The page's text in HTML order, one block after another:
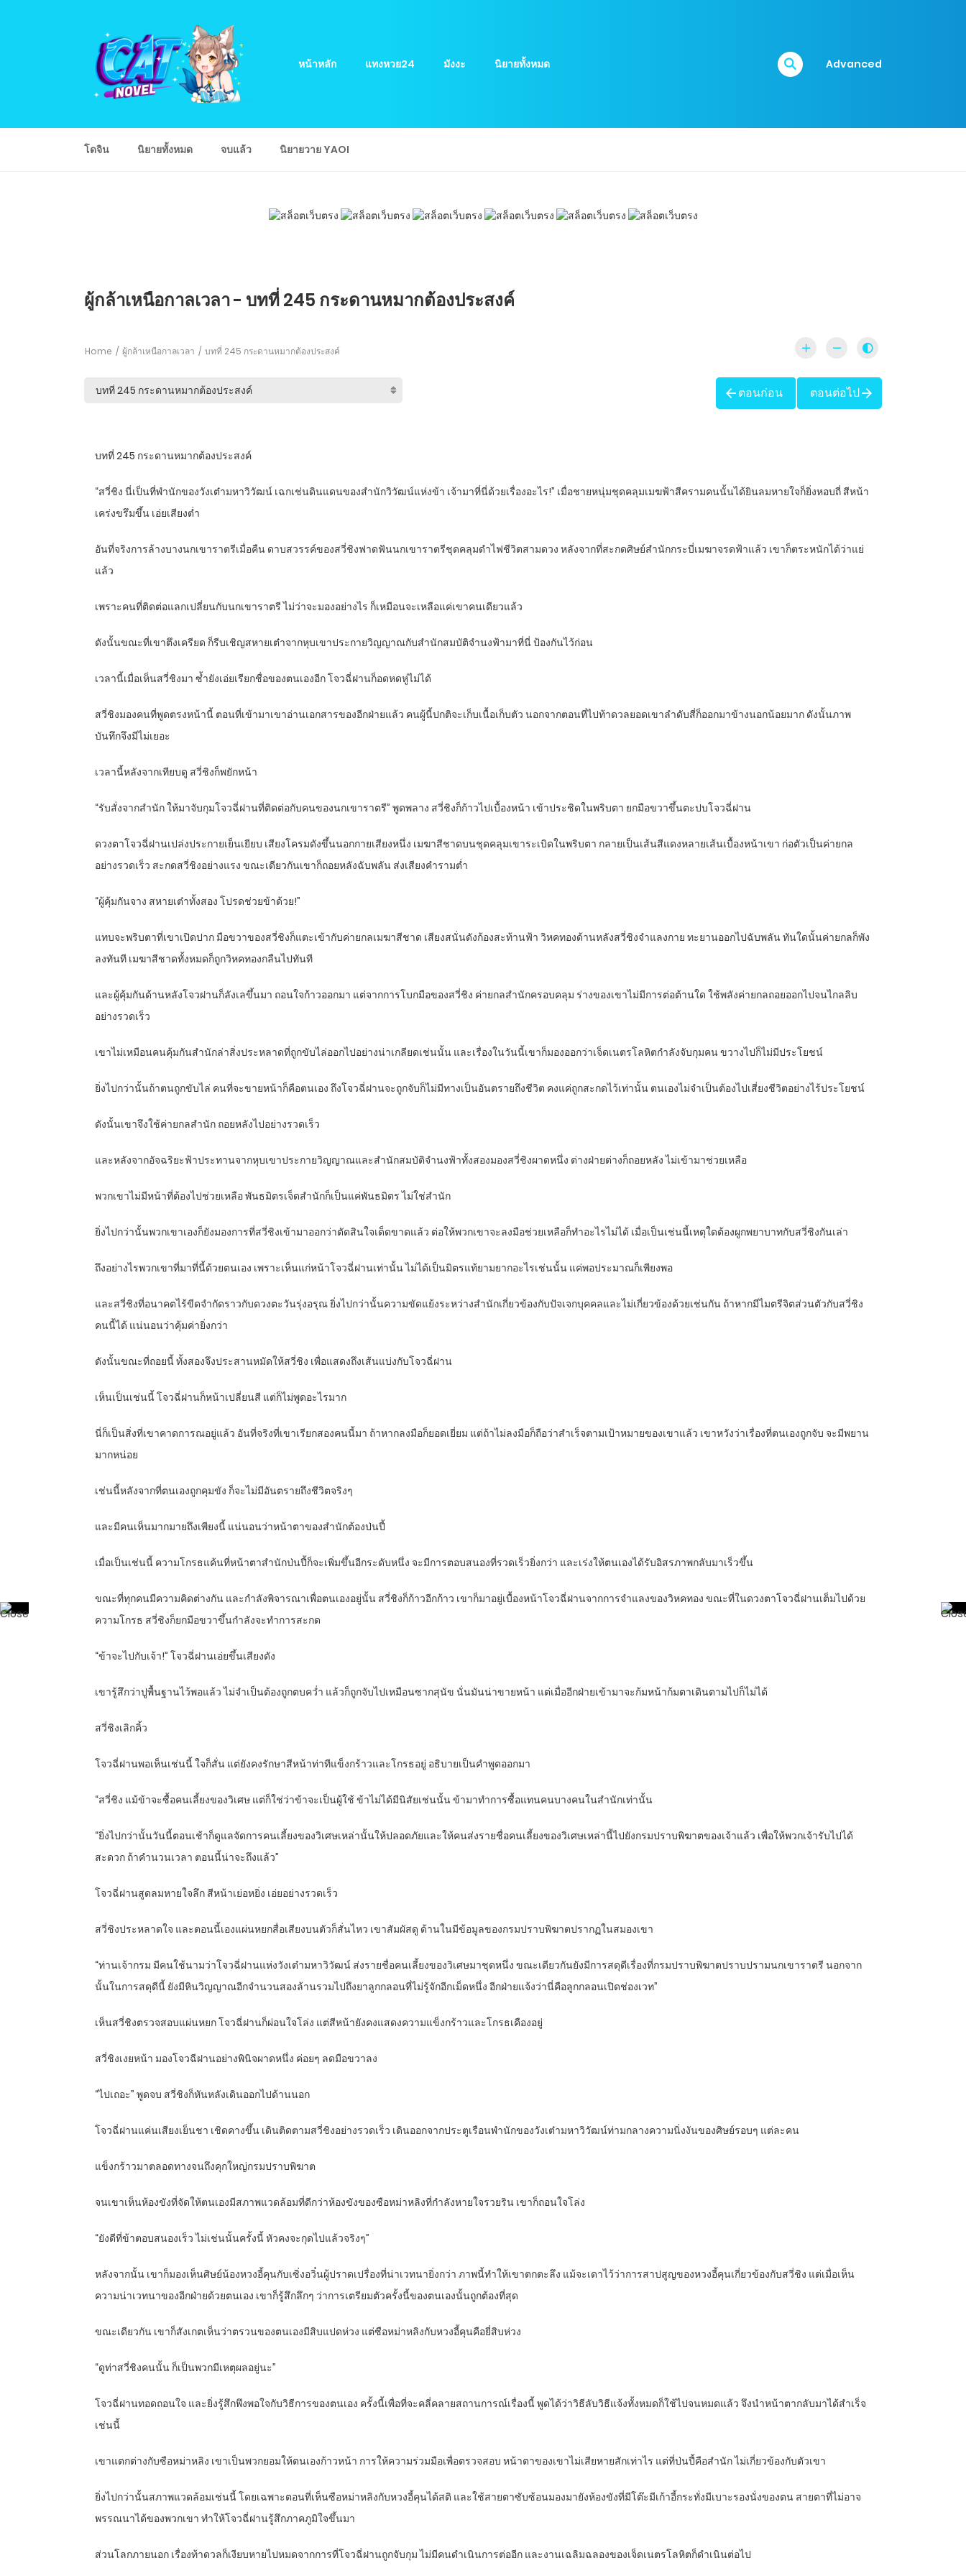
หน้าหลัก แทงหวย24 มังงะ นิยายทั้งหมด Advanced
โดจิน นิยายทั้งหมด จบแล้ว นิยายวาย YAOI
ผู้กล้าเหนือกาลเวลา - บทที่ 245 กระดานหมากต้องประสงค์
Home ผู้กล้าเหนือกาลเวลา บทที่ 245 กระดานหมากต้องประสงค์
ตอนก่อน ตอนต่อไป
บทที่ 245 กระดานหมากต้องประสงค์
“สวี่ชิง นี่เป็นที่พำนักของวังเต๋ามหาวิวัฒน์ เฉกเช่นดินแดนของสำนักวิวัฒน์แห่งข้า เจ้ามาที่นี่ด้วยเรื่องอะไร!” เมื่อชายหนุ่มชุดคลุมเมฆฟ้าสีครามคนนั้นได้ยินลมหายใจก็ยิ่งหอบถี่ สีหน้า
เคร่งขรึมขึ้น เอ่ยเสียงต่ำ
อันที่จริงการล้างบางนกเขาราตรีเมื่อคืน ดาบสวรรค์ของสวี่ชิงฟาดฟันนกเขาราตรีชุดคลุมดำไฟชีวิตสามดวง หลังจากที่สะกดศิษย์สำนักกระบี่เมฆาจรดฟ้าแล้ว เขาก็ตระหนักได้ว่าแย่
แล้ว
เพราะคนที่ติดต่อแลกเปลี่ยนกับนกเขาราตรี ไม่ว่าจะมองอย่างไร ก็เหมือนจะเหลือแค่เขาคนเดียวแล้ว
ดังนั้นขณะที่เขาตึงเครียด ก็รีบเชิญสหายเต๋าจากหุบเขาประกายวิญญาณกับสำนักสมบัติจำนงฟ้ามาที่นี่ ป้องกันไว้ก่อน
เวลานี้เมื่อเห็นสวี่ชิงมา ซ้ำยังเอ่ยเรียกชื่อของตนเองอีก โจวฉี่ฝานก็อดหดหู่ไม่ได้
สวี่ชิงมองคนที่พูดตรงหน้านี้ ตอนที่เข้ามาเขาอ่านเอกสารของอีกฝ่ายแล้ว คนผู้นี้ปกติจะเก็บเนื้อเก็บตัว นอกจากตอนที่ไปท้าดวลยอดเขาลำดับสี่ก็ออกมาข้างนอกน้อยมาก ดังนั้นภาพ
บันทึกจึงมีไม่เยอะ
เวลานี้หลังจากเทียบดู สวี่ชิงก็พยักหน้า
“รับสั่งจากสำนัก ให้มาจับกุมโจวฉี่ฝานที่ติดต่อกับคนของนกเขาราตรี” พูดพลาง สวี่ชิงก็ก้าวไปเบื้องหน้า เข้าประชิดในพริบตา ยกมือขวาขึ้นตะปบโจวฉี่ฝาน
ดวงตาโจวฉี่ฝานเปล่งประกายเย็นเยียบ เสียงโครมดังขึ้นนอกกายเสียงหนึ่ง เมฆาสีชาดบนชุดคลุมเขาระเบิดในพริบตา กลายเป็นเส้นสีแดงหลายเส้นเบื้องหน้าเขา ก่อตัวเป็นค่ายกล
อย่างรวดเร็ว สะกดสวี่ชิงอย่างแรง ขณะเดียวกันเขาก็ถอยหลังฉับพลัน ส่งเสียงคำรามต่ำ
“ผู้คุ้มกันจาง สหายเต๋าทั้งสอง โปรดช่วยข้าด้วย!”
แทบจะพริบตาที่เขาเปิดปาก มือขวาของสวี่ชิงก็แตะเข้ากับค่ายกลเมฆาสีชาด เสียงสนั่นดังก้องสะท้านฟ้า วิหคทองด้านหลังสวี่ชิงจำแลงกาย ทะยานออกไปฉับพลัน ทันใดนั้นค่ายกลก็พัง
ลงทันที เมฆาสีชาดทั้งหมดก็ถูกวิหคทองกลืนไปทันที
และผู้คุ้มกันด้านหลังโจวฝานก็ลังเลขึ้นมา ถอนใจก้าวออกมา แต่จากการโบกมือของสวี่ชิง ค่ายกลสำนักครอบคลุม ร่างของเขาไม่มีการต่อต้านใด ใช้พลังค่ายกลถอยออกไปจนไกลลิบ
อย่างรวดเร็ว
เขาไม่เหมือนคนคุ้มกันสำนักล่าสิ่งประหลาดที่ถูกขับไล่ออกไปอย่างน่าเกลียดเช่นนั้น และเรื่องในวันนี้เขาก็มองออกว่าเจ็ดเนตรโลหิตกำลังจับกุมคน ขวางไปก็ไม่มีประโยชน์
ยิ่งไปกว่านั้นถ้าตนถูกขับไล่ คนที่จะขายหน้าก็คือตนเอง ถึงโจวฉี่ฝานจะถูกจับก็ไม่มีทางเป็นอันตรายถึงชีวิต คงแค่ถูกสะกดไว้เท่านั้น ตนเองไม่จำเป็นต้องไปเสี่ยงชีวิตอย่างไร้ประโยชน์
ดังนั้นเขาจึงใช้ค่ายกลสำนัก ถอยหลังไปอย่างรวดเร็ว
และหลังจากอัจฉริยะฟ้าประทานจากหุบเขาประกายวิญญาณและสำนักสมบัติจำนงฟ้าทั้งสองมองสวี่ชิงผาดหนึ่ง ต่างฝ่ายต่างก็ถอยหลัง ไม่เข้ามาช่วยเหลือ
พวกเขาไม่มีหน้าที่ต้องไปช่วยเหลือ พันธมิตรเจ็ดสำนักก็เป็นแค่พันธมิตร ไม่ใช่สำนัก
ยิ่งไปกว่านั้นพวกเขาเองก็ยังมองการที่สวี่ชิงเข้ามาออกว่าตัดสินใจเด็ดขาดแล้ว ต่อให้พวกเขาจะลงมือช่วยเหลือก็ทำอะไรไม่ได้ เมื่อเป็นเช่นนี้เหตุใดต้องผูกพยาบาทกับสวี่ชิงกันเล่า
ถึงอย่างไรพวกเขาที่มาที่นี้ด้วยตนเอง เพราะเห็นแก่หน้าโจวฉี่ฝานเท่านั้น ไม่ได้เป็นมิตรแท้ยามยากอะไรเช่นนั้น แค่พอประมาณก็เพียงพอ
และสวี่ชิงที่อนาคตไร้ขีดจำกัดราวกับดวงตะวันรุ่งอรุณ ยิ่งไปกว่านั้นความขัดแย้งระหว่างสำนักเกี่ยวข้องกับปัจเจกบุคคลและไม่เกี่ยวข้องด้วยเช่นกัน ถ้าหากมีไมตรีจิตส่วนตัวกับสวี่ชิง
คนนี้ได้ แน่นอนว่าคุ้มค่ายิ่งกว่า
ดังนั้นขณะที่ถอยนี้ ทั้งสองจึงประสานหมัดให้สวี่ชิง เพื่อแสดงถึงเส้นแบ่งกับโจวฉี่ฝาน
เห็นเป็นเช่นนี้ โจวฉี่ฝานก็หน้าเปลี่ยนสี แต่ก็ไม่พูดอะไรมาก
นี่ก็เป็นสิ่งที่เขาคาดการณอยู่แล้ว อันที่จริงที่เขาเรียกสองคนนี้มา ถ้าหากลงมือก็ยอดเยี่ยม แต่ถ้าไม่ลงมือก็ถือว่าสำเร็จตามเป้าหมายของเขาแล้ว เขาหวังว่าเรื่องที่ตนเองถูกจับ จะมีพยาน
มากหน่อย
เช่นนี้หลังจากที่ตนเองถูกคุมขัง ก็จะไม่มีอันตรายถึงชีวิตจริงๆ
และมีคนเห็นมากมายถึงเพียงนี้ แน่นอนว่าหน้าตาของสำนักต้องป่นปี้
เมื่อเป็นเช่นนี้ ความโกรธแค้นที่หน้าตาสำนักป่นปี้ก็จะเพิ่มขึ้นอีกระดับหนึ่ง จะมีการตอบสนองที่รวดเร็วยิ่งกว่า และเร่งให้ตนเองได้รับอิสรภาพกลับมาเร็วขึ้น
ขณะที่ทุกคนมีความคิดต่างกัน และกำลังพิจารณาเพื่อตนเองอยู่นั้น สวี่ชิงก็ก้าวอีกก้าว เขาก็มาอยู่เบื้องหน้าโจวฉี่ฝานจากการจำแลงของวิหคทอง ขณะที่ในดวงตาโจวฉี่ฝานเต็มไปด้วย
ความโกรธ สวี่ชิงก็ยกมือขวาขึ้นกำลังจะทำการสะกด
“ข้าจะไปกับเจ้า!” โจวฉี่ฝานเอ่ยขึ้นเสียงดัง
เขารู้สึกว่าปูพื้นฐานไว้พอแล้ว ไม่จำเป็นต้องถูกตบคว่ำ แล้วก็ถูกจับไปเหมือนซากสุนัข นั่นมันน่าขายหน้า แต่เมื่ออีกฝ่ายเข้ามาจะก้มหน้าก้มตาเดินตามไปก็ไม่ได้
สวี่ชิงเลิกคิ้ว
โจวฉี่ฝานพอเห็นเช่นนี้ ใจก็สั่น แต่ยังคงรักษาสีหน้าท่าทีแข็งกร้าวและโกรธอยู่ อธิบายเป็นคำพูดออกมา
“สวี่ชิง แม้ข้าจะซื้อคนเลี้ยงของวิเศษ แต่ก็ใช่ว่าข้าจะเป็นผู้ใช้ ข้าไม่ได้มีนิสัยเช่นนั้น ข้ามาทำการซื้อแทนคนบางคนในสำนักเท่านั้น
“ยิ่งไปกว่านั้นวันนี้ตอนเช้าก็ดูแลจัดการคนเลี้ยงของวิเศษเหล่านั้นให้ปลอดภัยและให้คนส่งรายชื่อคนเลี้ยงของวิเศษเหล่านี้ไปยังกรมปราบพิฆาตของเจ้าแล้ว เพื่อให้พวกเจ้ารับไปได้
สะดวก ถ้าคำนวนเวลา ตอนนี้น่าจะถึงแล้ว”
โจวฉี่ฝานสูดลมหายใจลึก สีหน้าเย่อหยิ่ง เอ่ยอย่างรวดเร็ว
สวี่ชิงประหลาดใจ และตอนนี้เองแผ่นหยกสื่อเสียงบนตัวก็สั่นไหว เขาสัมผัสดู ด้านในมีข้อมูลของกรมปราบพิฆาตปรากฏในสมองเขา
“ท่านเจ้ากรม มีคนใช้นามว่าโจวฉี่ฝานแห่งวังเต๋ามหาวิวัฒน์ ส่งรายชื่อคนเลี้ยงของวิเศษมาชุดหนึ่ง ขณะเดียวกันยังมีการสดุดีเรื่องที่กรมปราบพิฆาตปราบปรามนกเขาราตรี นอกจาก
นั้นในการสดุดีนี้ ยังมีหินวิญญาณอีกจำนวนสองล้านรวมไปถึงยาลูกกลอนที่ไม่รู้จักอีกเม็ดหนึ่ง อีกฝ่ายแจ้งว่านี่คือลูกกลอนเปิดช่องเวท”
เห็นสวี่ชิงตรวจสอบแผ่นหยก โจวฉี่ฝานก็ผ่อนใจโล่ง แต่สีหน้ายังคงแสดงความแข็งกร้าวและโกรธเคืองอยู่
สวี่ชิงเงยหน้า มองโจวฉีฝานอย่างพินิจผาดหนึ่ง ค่อยๆ ลดมือขวาลง
“ไปเถอะ” พูดจบ สวี่ชิงก็หันหลังเดินออกไปด้านนอก
โจวฉี่ฝานแค่นเสียงเย็นชา เชิดคางขึ้น เดินติดตามสวี่ชิงอย่างรวดเร็ว เดินออกจากประตูเรือนพำนักของวังเต๋ามหาวิวัฒน์ท่ามกลางความนิ่งงันของศิษย์รอบๆ แต่ละคน
แข็งกร้าวมาตลอดทางจนถึงคุกใหญ่กรมปราบพิฆาต
จนเขาเห็นห้องขังที่จัดให้ตนเองมีสภาพแวดล้อมที่ดีกว่าห้องขังของซือหม่าหลิงที่กำลังหายใจรวยริน เขาก็ถอนใจโล่ง
“ยังดีที่ข้าตอบสนองเร็ว ไม่เช่นนั้นครั้งนี้ หัวคงจะกุดไปแล้วจริงๆ”
หลังจากนั้น เขาก็มองเห็นศิษย์น้องหวงอี้คุนกับเซิ่งอวิ๋นผู้ปราดเปรื่องที่น่าเวทนายิ่งกว่า ภาพนี้ทำให้เขาตกตะลึง แม้จะเดาไว้ว่าการสาปสูญของหวงอี้คุนเกี่ยวข้องกับสวี่ชิง แต่เมื่อเห็น
ความน่าเวทนาของอีกฝ่ายด้วยตนเอง เขาก็รู้สึกลึกๆ ว่าการเตรียมตัวครั้งนี้ของตนเองนั้นถูกต้องที่สุด
ขณะเดียวกัน เขาก็สังเกตเห็นว่าตรวนของตนเองมีสิบแปดห่วง แต่ซือหม่าหลิงกับหวงอี้คุนคือยี่สิบห่วง
“ดูท่าสวี่ชิงคนนั้น ก็เป็นพวกมีเหตุผลอยู่นะ”
โจวฉี่ฝานทอดถอนใจ และยิ่งรู้สึกพึงพอใจกับวิธีการของตนเอง ครั้งนี้เพื่อที่จะคลี่คลายสถานการณ์เรื่องนี้ พูดได้ว่าวิธีลับวิธีแจ้งทั้งหมดก็ใช้ไปจนหมดแล้ว จึงนำหน้าตากลับมาได้สำเร็จ
เช่นนี้
เขาแตกต่างกับซือหม่าหลิง เขาเป็นพวกยอมให้ตนเองก้าวหน้า การให้ความร่วมมือเพื่อตรวจสอบ หน้าตาของเขาไม่เสียหายสักเท่าไร แต่ที่ป่นปี้คือสำนัก ไม่เกี่ยวข้องกับตัวเขา
ยิ่งไปกว่านั้นสภาพแวดล้อมเช่นนี้ โดยเฉพาะตอนที่เห็นซือหม่าหลิงกับหวงอี้คุนได้สติ และใช้สายตาซับซ้อนมองมายังห้องขังที่มีโต๊ะมีเก้าอี้กระทั่งมีเบาะรองนั่งของตน สายตาที่ไม่อาจ
พรรณนาได้ของพวกเขา ทำให้โจวฉี่ฝานรู้สึกภาคภูมิใจขึ้นมา
ส่วนโลกภายนอก เรื่องท้าดวลก็เงียบหายไปหมดจากการที่โจวฉี่ฝานถูกจับกุม ไม่มีคนดำเนินการต่ออีก และงานเฉลิมฉลองของเจ็ดเนตรโลหิตก็ดำเนินต่อไป